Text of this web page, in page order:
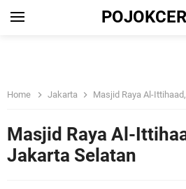
Home Jakarta Masjid Raya Al-
Masjid Raya Al-
Jakarta Selatan